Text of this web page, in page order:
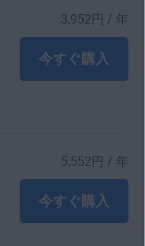
3,952 円 / 年
今すぐ購入
5,552 円 / 年
今すぐ購入